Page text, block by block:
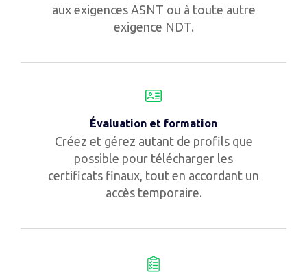
aux exigences ASNT ou à toute autre
exigence NDT.
Évaluation et formation
Créez et gérez autant de profils que
possible pour télécharger les
certificats finaux, tout en accordant un
accès temporaire.